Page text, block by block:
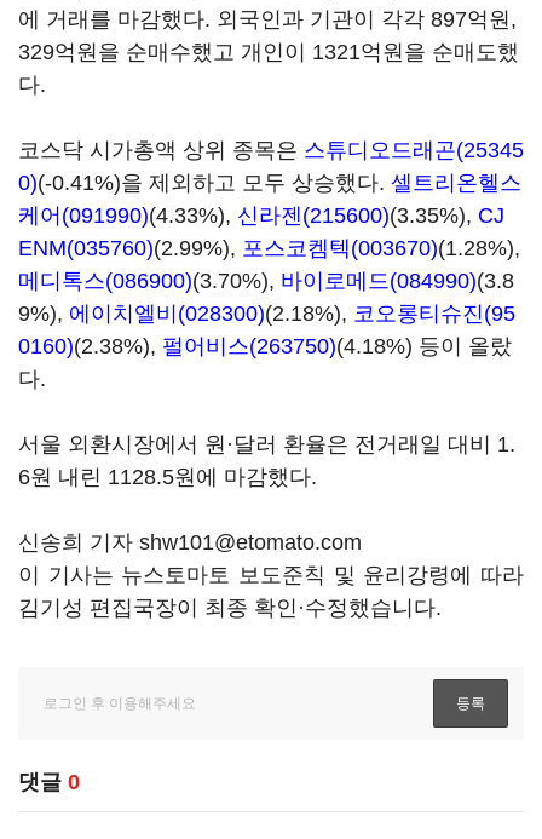
에 거래를 마감했다. 외국인과 기관이 각각 897억원,
329억원을 순매수했고 개인이 1321억원을 순매도했
다.
코스닥 시가총액 상위 종목은 스튜디오드래곤(25345
0)(-0.41%)을 제외하고 모두 상승했다. 셀트리온헬스
케어(091990)(4.33%), 신라젠(215600)(3.35%), CJ
ENM(035760)(2.99%), 포스코켐텍(003670)(1.28%),
메디톡스(086900)(3.70%), 바이로메드(084990)(3.8
9%), 에이치엘비(028300)(2.18%), 코오롱티슈진(95
0160)(2.38%), 펄어비스(263750)(4.18%) 등이 올랐
다.
서울 외환시장에서 원·달러 환율은 전거래일 대비 1.
6원 내린 1128.5원에 마감했다.
신송희 기자 shw101@etomato.com
이 기사는 뉴스토마토 보도준칙 및 윤리강령에 따라
김기성 편집국장이 최종 확인·수정했습니다.
댓글 0